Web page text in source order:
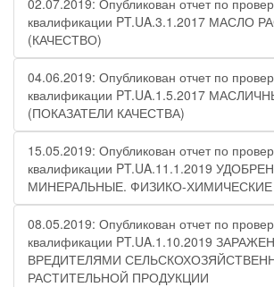
02.07.2019: Опубликован отчет по
квалификации PT.UA.3.1.2017 МАСЛО
(КАЧЕСТВО)
04.06.2019: Опубликован отчет по
квалификации PT.UA.1.5.2017
(ПОКАЗАТЕЛИ КАЧЕСТВА)
15.05.2019: Опубликован отчет по
квалификации PT.UA.11.1.2019
МИНЕРАЛЬНЫЕ. ФИЗИКО-ХИМИЧЕСКИЕ
08.05.2019: Опубликован отчет по
квалификации PT.UA.1.10.2019
ВРЕДИТЕЛЯМИ
РАСТИТЕЛЬНОЙ ПРОДУКЦИИ